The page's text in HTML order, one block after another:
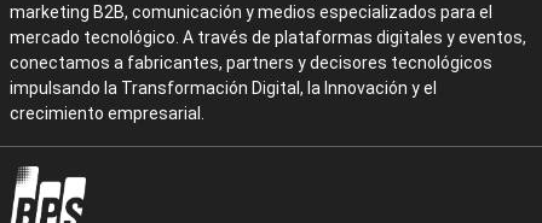
marketing B2B, comunicación y medios especializados para el
mercado tecnológico. A través de plataformas digitales y eventos,
conectamos a fabricantes, partners y decisores tecnológicos
impulsando la Transformación Digital, la Innovación y el
crecimiento empresarial.